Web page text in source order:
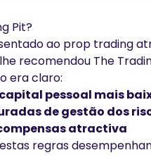
Pit?
ao prop trading
recomendou The
era claro:
pessoal mais
de gestão dos
atractiva
regras